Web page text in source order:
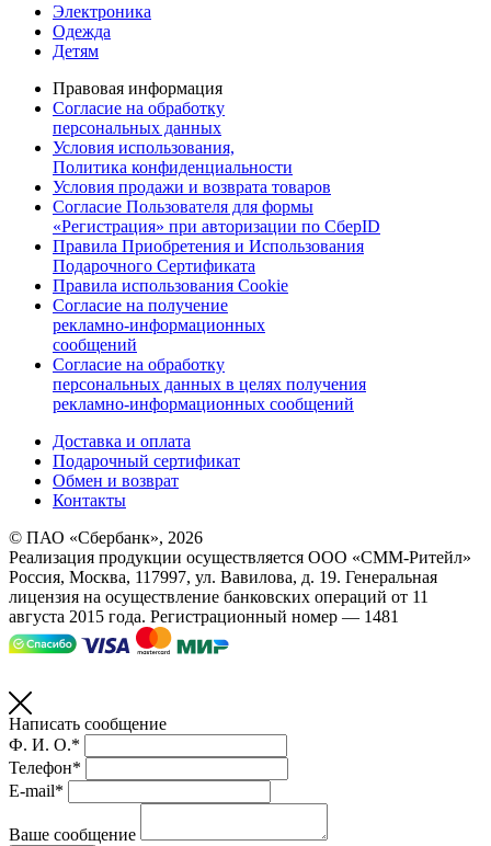
Электроника
Одежда
Детям
Правовая информация
Согласие на обработку
персональных данных
Условия использования,
Политика конфиденциальности
Условия продажи и возврата товаров
Согласие Пользователя для формы
«Регистрация» при авторизации по СберID
Правила Приобретения и Использования
Подарочного Сертификата
Правила использования Cookie
Согласие на получение
рекламно-информационных
сообщений
Согласие на обработку
персональных данных в целях получения
рекламно-информационных сообщений
Доставка и оплата
Подарочный сертификат
Обмен и возврат
Контакты
© ПАО «Сбербанк», 2026
Реализация продукции осуществляется ООО «СММ-Ритейл»
Россия, Москва, 117997, ул. Вавилова, д. 19. Генеральная
лицензия на осуществление банковских операций от 11
августа 2015 года. Регистрационный номер — 1481
Написать сообщение
Ф. И. О.*
Телефон*
E-mail*
Ваше сообщение